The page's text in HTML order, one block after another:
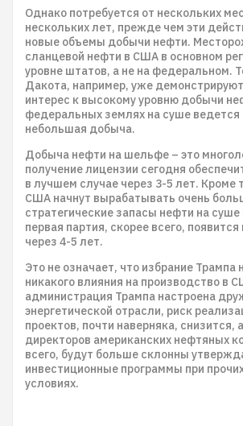
Однако потребуется от нескольких
нескольких лет, прежде чем эти
новые объемы добычи нефти.
сланцевой нефти в США в основном
уровне штатов, а не на федеральном.
Дакота, например, уже
интерес к высокому уровню добычи
федеральных землях на суше ведется
небольшая добыча.
Добыча нефти на шельфе – это
получение лицензии сегодня
в лучшем случае через 3-5 лет. Кроме
США начнут вырабатывать очень
стратегические запасы нефти на суше
первая партия, скорее всего,
через 4-5 лет.
Это не означает, что избрание Трампа
никакого влияния на производство в
администрация Трампа настроена
энергетической отрасли, риск
проектов, почти наверняка, снизится,
директоров американских нефтяных
всего, будут больше склонны
инвестиционные программы при
условиях.